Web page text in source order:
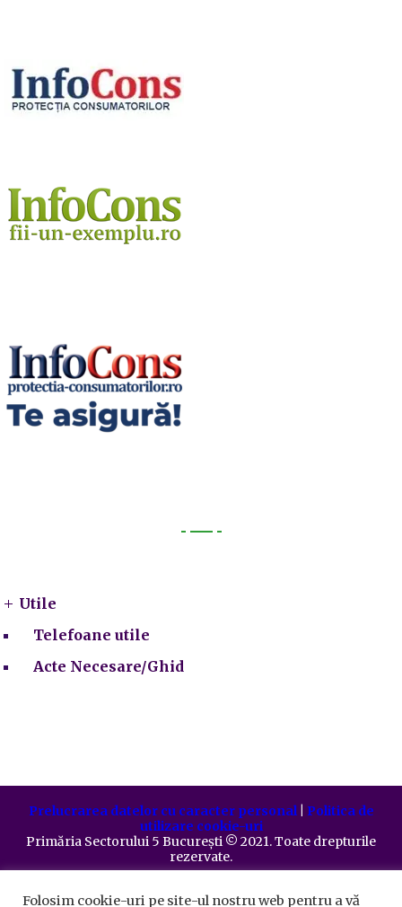
Utile
Telefoane utile
Acte Necesare/Ghid
Prelucrarea datelor cu caracter personal| Politica de
utilizare cookie-uri
Primăria Sectorului 5 București ©️ 2021. Toate drepturile
rezervate.
Folosim cookie-uri pe site-ul nostru web pentru a vă